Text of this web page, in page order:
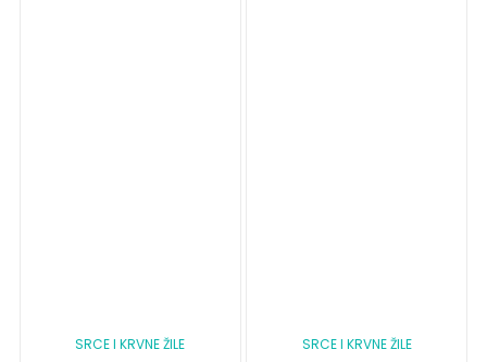
SRCE I KRVNE ŽILE SRCE I KRVNE ŽILE